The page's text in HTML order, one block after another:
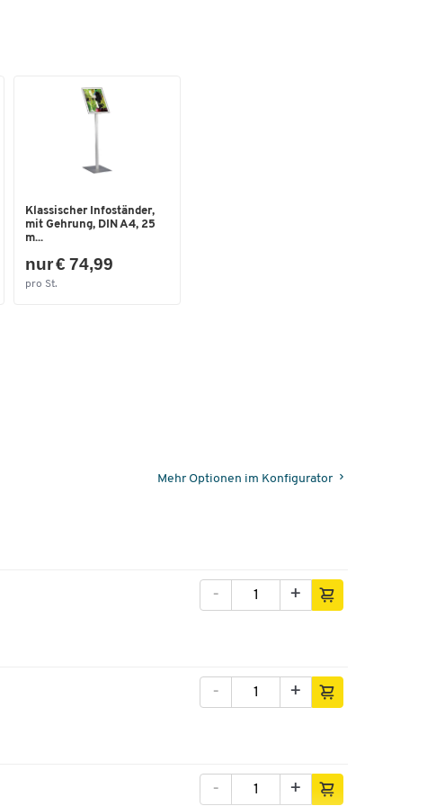
Klassischer Infoständer,
mit Gehrung, DIN A4, 25
m...
nur € 74,99
pro St.
Mehr Optionen im Konfigurator
+
-
+
-
+
-